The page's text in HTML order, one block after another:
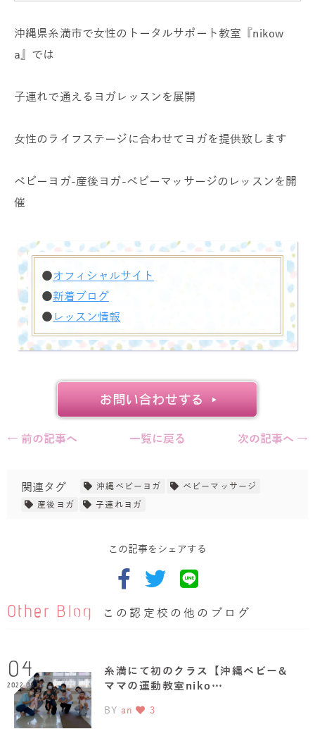
沖縄県糸満市で女性のトータルサポート教室『nikow
a』では
子連れで通えるヨガレッスンを展開
女性のライフステージに合わせてヨガを提供致します
ベビーヨガ-産後ヨガ-ベビーマッサージのレッスンを開
催
●オフィシャルサイト
●新着ブログ
●レッスン情報
← 前の記事へ 一覧に戻る 次の記事へ →
関連タグ 沖縄ベビーヨガ
ベビーマッサージ
産後ヨガ
子連れヨガ
この記事をシェアする
Other Blog この認定校の他のブログ
04
2022.08
糸満にて初のクラス【沖縄ベビー&
ママの運動教室niko…
BY an 3